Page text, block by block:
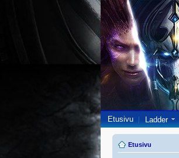
Etusivu Ladder
Etusivu